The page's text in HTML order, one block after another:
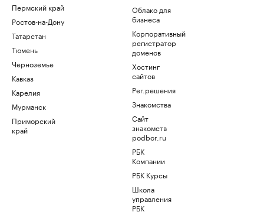
Пермский край
Ростов-на-Дону
Татарстан
Тюмень
Черноземье
Кавказ
Карелия
Мурманск
Приморский
край
Облако для
бизнеса
Корпоративный
регистратор
доменов
Хостинг
сайтов
Рег.решения
Знакомства
Сайт
знакомств
podbor.ru
РБК
Компании
РБК Курсы
Школа
управления
РБК